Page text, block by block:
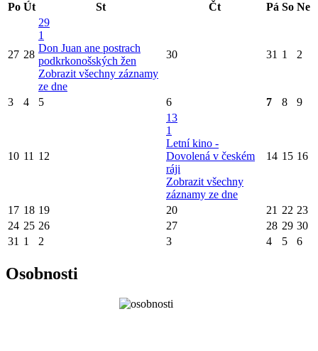
Po Út St Čt Pá So Ne
27 28
29
1
Don Juan ane postrach
podkrkonošských žen
Zobrazit všechny záznamy
ze dne
30 31 1 2
3 4 5 6 7 8 9
10 11 12
13
1
Letní kino -
Dovolená v českém
ráji
Zobrazit všechny
záznamy ze dne
14 15 16
17 18 19 20 21 22 23
24 25 26 27 28 29 30
31 1 2 3 4 5 6
Osobnosti